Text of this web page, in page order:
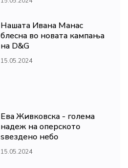
Нашата Ивана Манас
блесна во новата кампања
на D&G
15.05.2024
Ева Живковска - голема
надеж на оперското
ѕвездено небо
15.05.2024